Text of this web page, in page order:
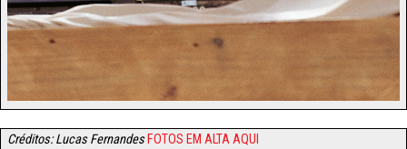
Créditos: Lucas Fernandes FOTOS EM ALTA AQUI